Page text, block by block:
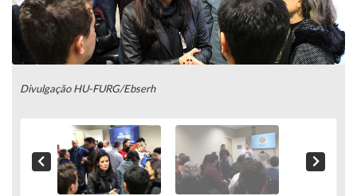
Divulgação HU-FURG/Ebserh